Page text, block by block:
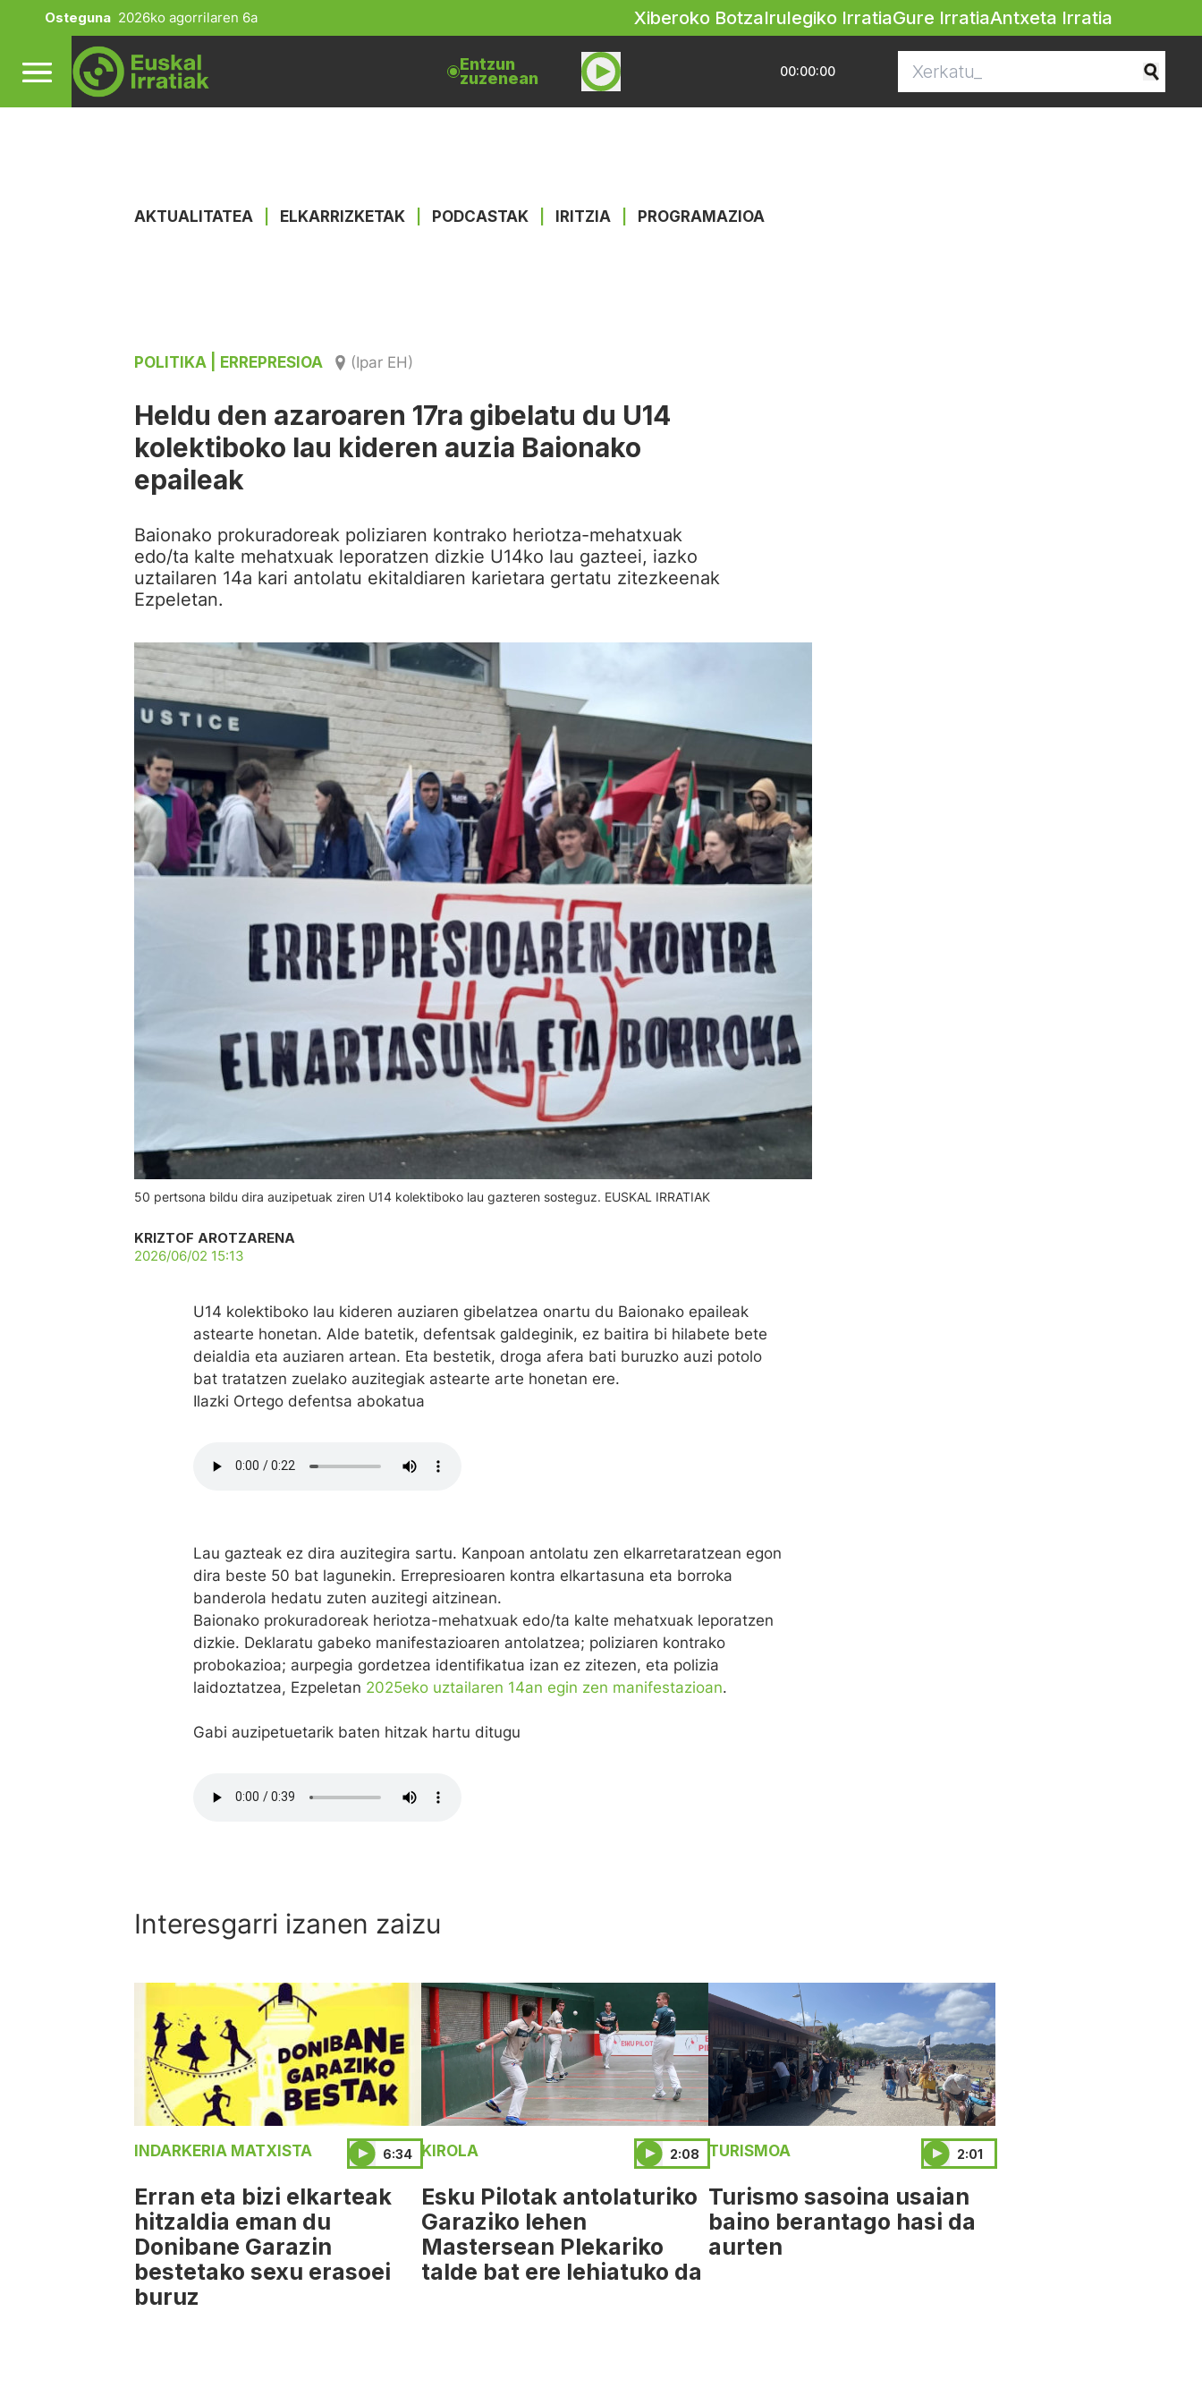
Osteguna 2026ko agorrilaren 6a Xiberoko BotzaIrulegiko IrratiaGure IrratiaAntxeta Irratia
Entzun
zuzenean 00:00:00
AKTUALITATEA ELKARRIZKETAK PODCASTAK IRITZIA PROGRAMAZIOA
POLITIKA | ERREPRESIOA (Ipar EH)
Heldu den azaroaren 17ra gibelatu du U14
kolektiboko lau kideren auzia Baionako
epaileak
Baionako prokuradoreak poliziaren kontrako heriotza-mehatxuak
edo/ta kalte mehatxuak leporatzen dizkie U14ko lau gazteei, iazko
uztailaren 14a kari antolatu ekitaldiaren karietara gertatu zitezkeenak
Ezpeletan.
50 pertsona bildu dira auzipetuak ziren U14 kolektiboko lau gazteren sosteguz. EUSKAL IRRATIAK
KRIZTOF AROTZARENA
2026/06/02 15:13
U14 kolektiboko lau kideren auziaren gibelatzea onartu du Baionako epaileak
astearte honetan. Alde batetik, defentsak galdeginik, ez baitira bi hilabete bete
deialdia eta auziaren artean. Eta bestetik, droga afera bati buruzko auzi potolo
bat tratatzen zuelako auzitegiak astearte arte honetan ere.
Ilazki Ortego defentsa abokatua
Lau gazteak ez dira auzitegira sartu. Kanpoan antolatu zen elkarretaratzean egon
dira beste 50 bat lagunekin. Errepresioaren kontra elkartasuna eta borroka
banderola hedatu zuten auzitegi aitzinean.
Baionako prokuradoreak heriotza-mehatxuak edo/ta kalte mehatxuak leporatzen
dizkie. Deklaratu gabeko manifestazioaren antolatzea; poliziaren kontrako
probokazioa; aurpegia gordetzea identifikatua izan ez zitezen, eta polizia
laidoztatzea, Ezpeletan 2025eko uztailaren 14an egin zen manifestazioan.
Gabi auzipetuetarik baten hitzak hartu ditugu
Interesgarri izanen zaizu
INDARKERIA MATXISTA 6:34
Erran eta bizi elkarteak
hitzaldia eman du
Donibane Garazin
bestetako sexu erasoei
buruz
KIROLA 2:08
Esku Pilotak antolaturiko
Garaziko lehen
Mastersean Plekariko
talde bat ere lehiatuko da
TURISMOA 2:01
Turismo sasoina usaian
baino berantago hasi da
aurten